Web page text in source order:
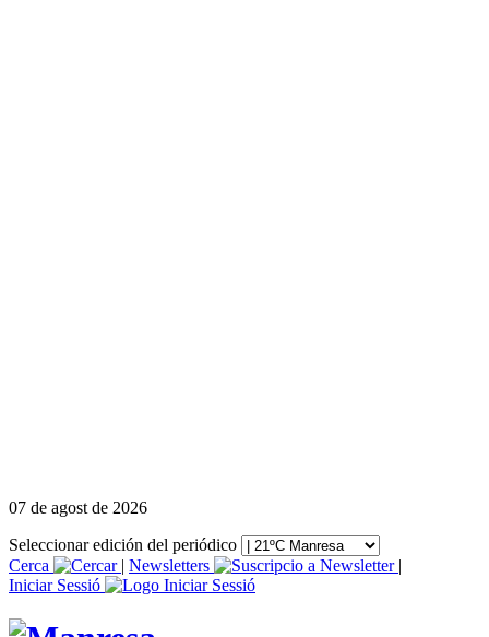
07 de agost de 2026
Seleccionar edición del periódico
Cerca
| Newsletters
|
Iniciar Sessió